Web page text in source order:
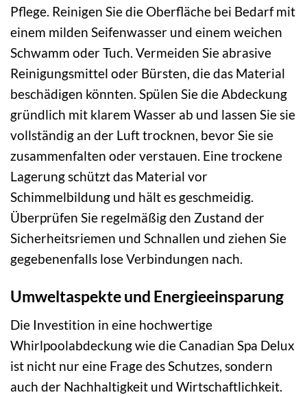
Pflege. Reinigen Sie die Oberfläche bei Bedarf mit
einem milden Seifenwasser und einem weichen
Schwamm oder Tuch. Vermeiden Sie abrasive
Reinigungsmittel oder Bürsten, die das Material
beschädigen könnten. Spülen Sie die Abdeckung
gründlich mit klarem Wasser ab und lassen Sie sie
vollständig an der Luft trocknen, bevor Sie sie
zusammenfalten oder verstauen. Eine trockene
Lagerung schützt das Material vor
Schimmelbildung und hält es geschmeidig.
Überprüfen Sie regelmäßig den Zustand der
Sicherheitsriemen und Schnallen und ziehen Sie
gegebenenfalls lose Verbindungen nach.
Umweltaspekte und Energieeinsparung
Die Investition in eine hochwertige
Whirlpoolabdeckung wie die Canadian Spa Delux
ist nicht nur eine Frage des Schutzes, sondern
auch der Nachhaltigkeit und Wirtschaftlichkeit.